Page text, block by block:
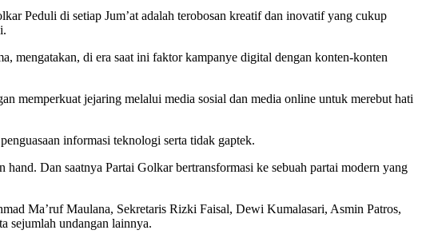
Peduli di setiap Jum’at adalah terobosan kreatif dan inovatif yang cukup
mengatakan, di era saat ini faktor kampanye digital dengan konten-konten
memperkuat jejaring melalui media sosial dan media online untuk merebut hati
informasi teknologi serta tidak gaptek.
Dan saatnya Partai Golkar bertransformasi ke sebuah partai modern yang
Ma’ruf Maulana, Sekretaris Rizki Faisal, Dewi Kumalasari, Asmin Patros,
sejumlah undangan lainnya.